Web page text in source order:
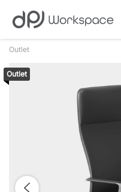
Outlet
Outlet